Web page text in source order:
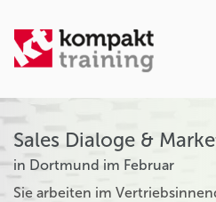
Sales Dialoge &
in Dortmund im Februar
Sie arbeiten im